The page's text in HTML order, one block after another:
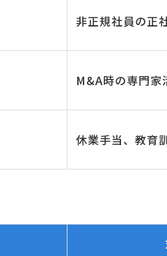
非正規社員の正
M&A時の専門家
休業手当、教育